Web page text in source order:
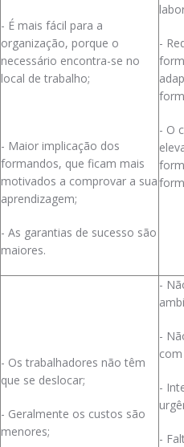
- É mais fácil para a
organização, porque o
necessário encontra-se no
local de trabalho;
- Maior implicação dos
formandos, que ficam mais
motivados a comprovar a sua
aprendizagem;
- As garantias de sucesso são
maiores.
-
- O
- Os trabalhadores não têm
que se deslocar;
- Geralmente os custos são
menores;
-
-
-
-